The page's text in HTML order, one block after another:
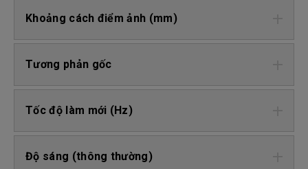
Khoảng cách điểm ảnh (mm)
Tương phản gốc
Tốc độ làm mới (Hz)
Độ sáng (thông thường)